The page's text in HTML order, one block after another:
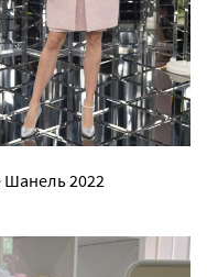
Шанель 2022